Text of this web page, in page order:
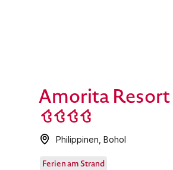
Amorita Resort
Philippinen ,Bohol
Ferien am Strand